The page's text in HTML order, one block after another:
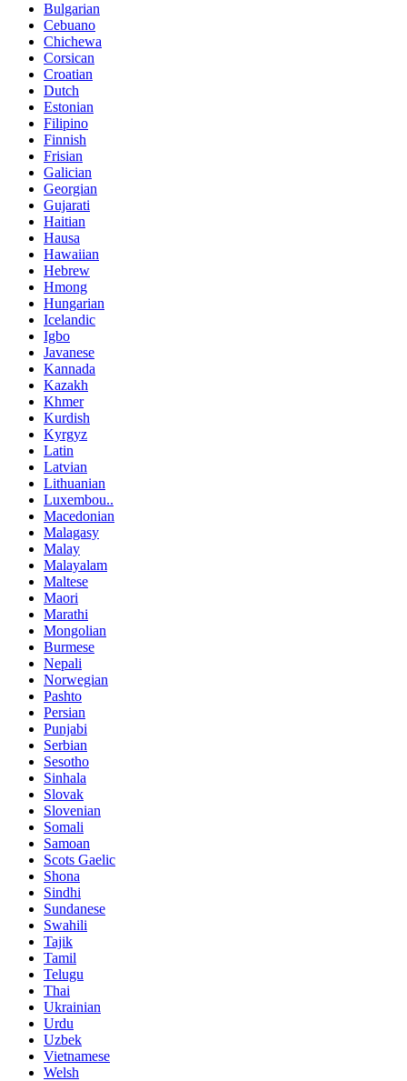
Bulgarian
Cebuano
Chichewa
Corsican
Croatian
Dutch
Estonian
Filipino
Finnish
Frisian
Galician
Georgian
Gujarati
Haitian
Hausa
Hawaiian
Hebrew
Hmong
Hungarian
Icelandic
Igbo
Javanese
Kannada
Kazakh
Khmer
Kurdish
Kyrgyz
Latin
Latvian
Lithuanian
Luxembou..
Macedonian
Malagasy
Malay
Malayalam
Maltese
Maori
Marathi
Mongolian
Burmese
Nepali
Norwegian
Pashto
Persian
Punjabi
Serbian
Sesotho
Sinhala
Slovak
Slovenian
Somali
Samoan
Scots Gaelic
Shona
Sindhi
Sundanese
Swahili
Tajik
Tamil
Telugu
Thai
Ukrainian
Urdu
Uzbek
Vietnamese
Welsh